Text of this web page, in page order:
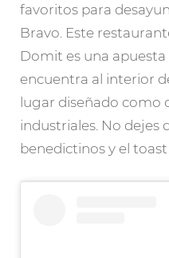
favoritos para
Bravo. Este
Domit es una apuesta
encuentra al interior
lugar diseñado como
industriales. No dejes
benedictinos y el